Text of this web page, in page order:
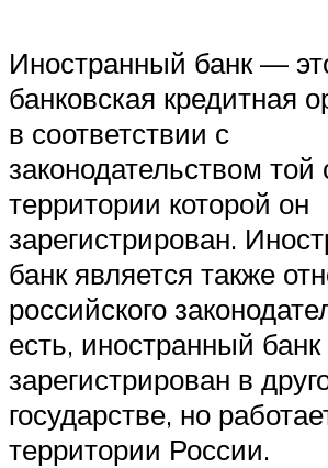
Иностранный банк —
банковская кредитная
в соответствии с
законодательством той
территории которой он
зарегистрирован.
банк является также
российского
есть, иностранный банк
зарегистрирован в
государстве, но
территории России.